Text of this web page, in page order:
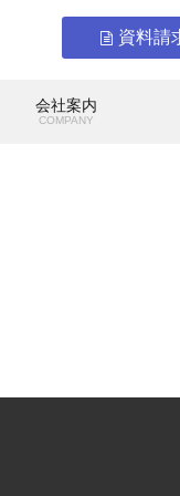
資料請
会社案内
COMPANY